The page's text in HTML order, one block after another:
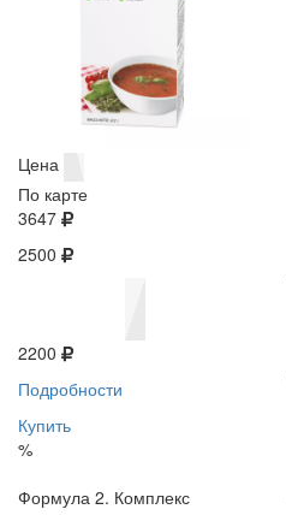
Цена
По карте
3647
2500
2200
Подробности
Купить
%
Формула 2. Комплекс